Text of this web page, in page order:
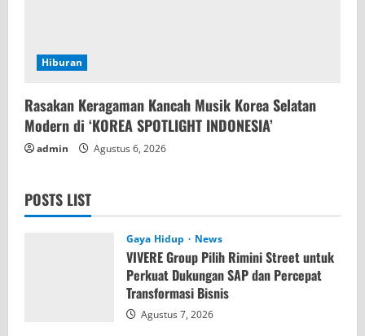
Hiburan
Rasakan Keragaman Kancah Musik Korea Selatan
Modern di ‘KOREA SPOTLIGHT INDONESIA’
admin Agustus 6, 2026
POSTS LIST
Gaya Hidup News
VIVERE Group Pilih Rimini Street untuk
Perkuat Dukungan SAP dan Percepat
Transformasi Bisnis
Agustus 7, 2026